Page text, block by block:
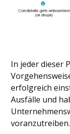
In jeder dieser
erfolgreich
Ausfälle und
voranzutreiben.